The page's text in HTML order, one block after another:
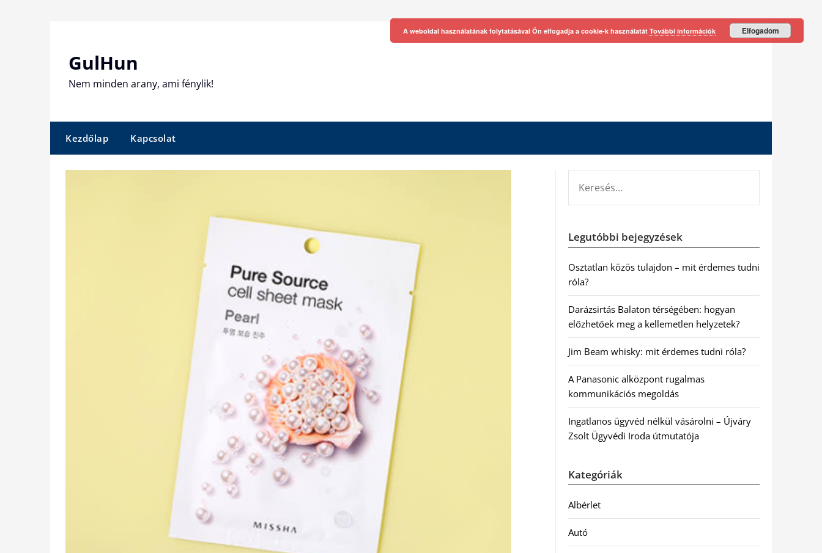
GulHun
Nem minden arany, ami fénylik!
Kezdőlap Kapcsolat
Legutóbbi bejegyzések
Osztatlan közös tulajdon – mit érdemes tudni
róla?
Darázsirtás Balaton térségében: hogyan
előzhetőek meg a kellemetlen helyzetek?
Jim Beam whisky: mit érdemes tudni róla?
A Panasonic alközpont rugalmas
kommunikációs megoldás
Ingatlanos ügyvéd nélkül vásárolni – Újváry
Zsolt Ügyvédi Iroda útmutatója
Kategóriák
Albérlet
Autó
A weboldal használatának folytatásával Ön elfogadja a cookie-k használatát További információk Elfogadom